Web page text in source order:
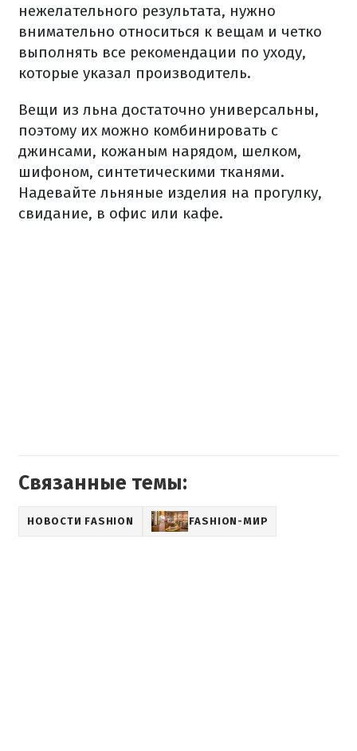
нежелательного результата, нужно
внимательно относиться к вещам и четко
выполнять все рекомендации по уходу,
которые указал производитель.
Вещи из льна достаточно универсальны,
поэтому их можно комбинировать с
джинсами, кожаным нарядом, шелком,
шифоном, синтетическими тканями.
Надевайте льняные изделия на прогулку,
свидание, в офис или кафе.
Связанные темы:
НОВОСТИ FASHION FASHION-МИР